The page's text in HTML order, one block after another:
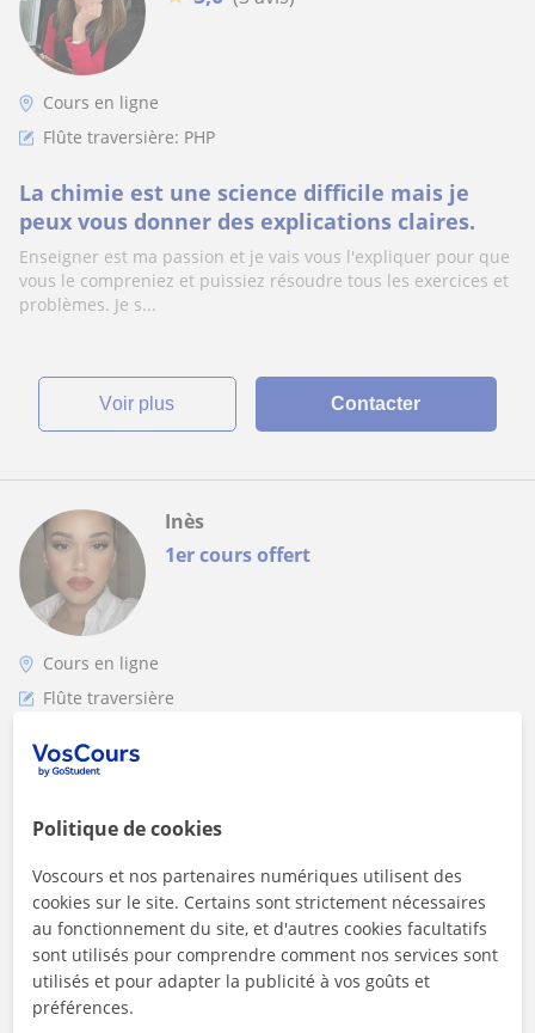
Cours en ligne
Flûte traversière: PHP
La chimie est une science difficile mais je
peux vous donner des explications claires.
Enseigner est ma passion et je vais vous l'expliquer pour que
vous le compreniez et puissiez résoudre tous les exercices et
problèmes. Je s...
voir plus Contacter
1er cours offert
Inès
Cours en ligne
Flûte traversière
Maîtrisez l'Anglais où que vous soyez : Cours
en Ligne Personnalisés et Dynamiques !
Bienvenue dans notre programme de cours d'anglais en ligne
! Je suis ravi(e) de vous accompagner dans votre parcours
vers la maîtrise de la...
voir plus Contacter
Politique de cookies
Voscours et nos partenaires numériques utilisent des
cookies sur le site. Certains sont strictement nécessaires
au fonctionnement du site, et d'autres cookies facultatifs
sont utilisés pour comprendre comment nos services sont
utilisés et pour adapter la publicité à vos goûts et
préférences.